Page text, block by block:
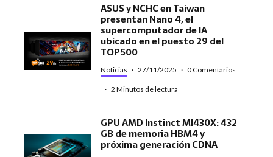
ASUS y NCHC en Taiwan
presentan Nano 4, el
supercomputador de IA
ubicado en el puesto 29 del
TOP500
Noticias · 27/11/2025 · 0 Comentarios
· 2 Minutos de lectura
GPU AMD Instinct MI430X: 432
GB de memoria HBM4 y
próxima generación CDNA